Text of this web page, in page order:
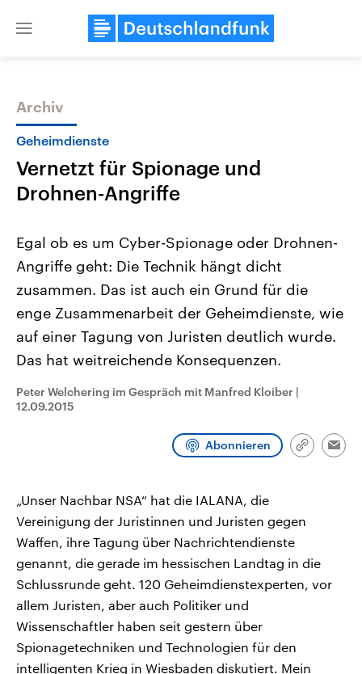
Close
Themen
Landtagswahl Sachsen-Anhalt
2026
Alle Informationen
Sachsen-Anhalt wählt am 6.
September 2026 einen neuen
Landtag. Seit 2021 wird das
Bundesland von einer Koalition aus
Umfragen, Prognosen,
Wahlprogramme, aktuelle Berichte
und Hintergründe zu den Parteien
USA
Aktuelle Beiträge,
Hintergründe
Wirtschaftlich und
gehören die Vereinigten
den mächtigsten Ländern
mit großem Einfluss auf
aktuelle Weltgeschehen.
Sendungen
Archiv
Geheimdienste
Vernetzt für Spionage und
Drohnen-Angriffe
Egal ob es um Cyber-Spionage oder Drohnen-
Angriffe geht: Die Technik hängt dicht
zusammen. Das ist auch ein Grund für die
enge Zusammenarbeit der Geheimdienste, wie
auf einer Tagung von Juristen deutlich wurde.
Das hat weitreichende Konsequenzen.
Peter Welchering im Gespräch mit Manfred Kloiber |
12.09.2015
Abonnieren
Link
„Unser Nachbar NSA“ hat die IALANA, die
Vereinigung der Juristinnen und Juristen gegen
Waffen, ihre Tagung über Nachrichtendienste
genannt, die gerade im hessischen Landtag in die
Schlussrunde geht. 120 Geheimdienstexperten, vor
allem Juristen, aber auch Politiker und
Wissenschaftler haben seit gestern über
Spionagetechniken und Technologien für den
intelligenten Krieg in Wiesbaden diskutiert. Mein